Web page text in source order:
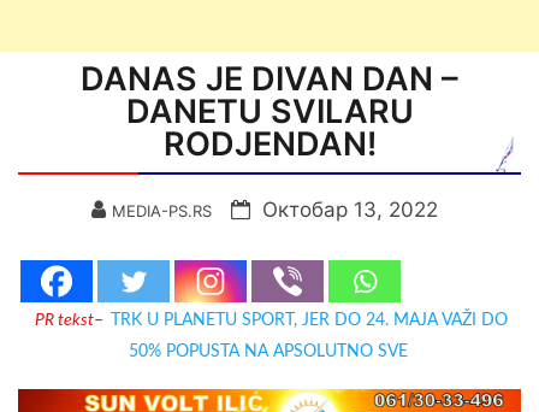
DANAS JE DIVAN DAN –
DANETU SVILARU
RODJENDAN!
MEDIA-PS.RS Октобар 13, 2022
PR tekst–
TRK U PLANETU SPORT, JER DO 24. MAJA VAŽI DO
50% POPUSTA NA APSOLUTNO SVE